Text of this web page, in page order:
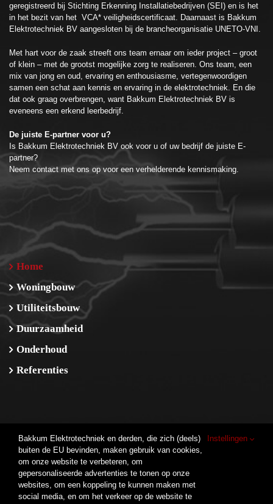
geregistreerd bij Stichting Erkenning Installatiebedrijven (SEI) en is het
in het bezit van het VCA* veiligheidscertificaat. Daarnaast is Bakkum
Elektrotechniek BV aangesloten bij de brancheorganisatie UNETO-VNI.
Met hart voor de zaak streeft ons team ernaar om ieder project – groot
of klein – met de grootst mogelijke zorg te realiseren. Ons team, een
mix van jong en oud, ervaring en enthousiasme, vertegenwoordigen
samen een schat aan kennis en ervaring in de elektrotechniek. En die
dat ook graag overbrengen, want Bakkum Elektrotechniek BV is
eveneens een erkend leerbedrijf.
De juiste E-partner voor u?
Is Bakkum Elektrotechniek BV ook voor u of uw bedrijf de juiste E-
partner?
Neem contactmet ons op voor een verhelderende kennismaking.
Home
Woningbouw
Utiliteitsbouw
Duurzaamheid
Onderhoud
Referenties
Bakkum elektrotechniek B.V.
De Corridor 14M
3621 ZB Breukelen
T. 0346-26 12 98
KvK nummer: 56065906
Bakkum Elektrotechniek en derden, die zich (deels)
buiten de EU bevinden, maken gebruik van cookies,
om onze website te verbeteren, om
gepersonaliseerde advertenties te tonen op onze
websites, om een koppeling te kunnen maken met
social media, en om het verkeer op de website te
Instellingen